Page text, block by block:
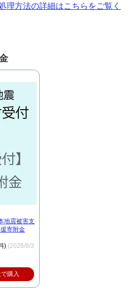
理方法の詳細はこちらをご覧く
地震被害支
寄附金
) (2026/8/3
購入